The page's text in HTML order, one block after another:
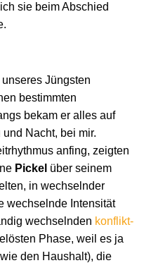
sie beim Abschied
Jüngsten
bestimmten
bekam er alles auf
Nacht, bei mir.
anfing, zeigten
Pickel über seinem
in wechselnder
wechselnde Intensität
wechselnden konflikt-
Phase, weil es ja
den Haushalt), die